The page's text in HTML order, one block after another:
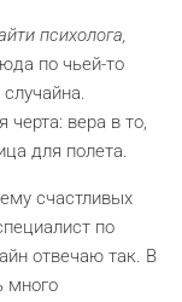
психолога,
по чьей-то
вера в то,
для полета.
счастливых
по
отвечаю так. В
много